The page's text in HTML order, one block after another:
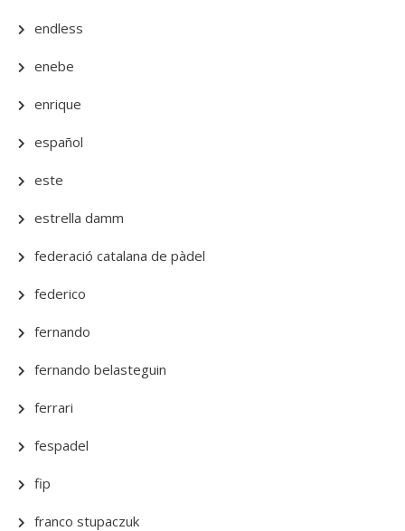
endless
enebe
enrique
español
este
estrella damm
federació catalana de pàdel
federico
fernando
fernando belasteguin
ferrari
fespadel
fip
franco stupaczuk